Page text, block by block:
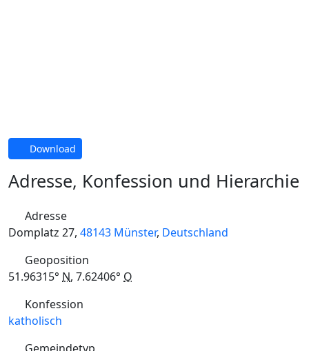
Download
Adresse, Konfession und Hierarchie
Adresse
Domplatz 27, 48143 Münster, Deutschland
Geoposition
51.96315° N, 7.62406° O
Konfession
katholisch